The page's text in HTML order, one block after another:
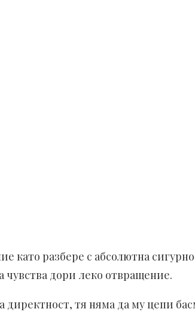
разбере с абсолютна
чувства дори леко отвращение.
тя няма да му цепи